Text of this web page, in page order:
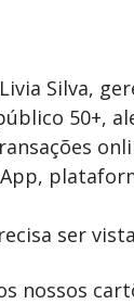
Silva,
50+,
ser
nossos